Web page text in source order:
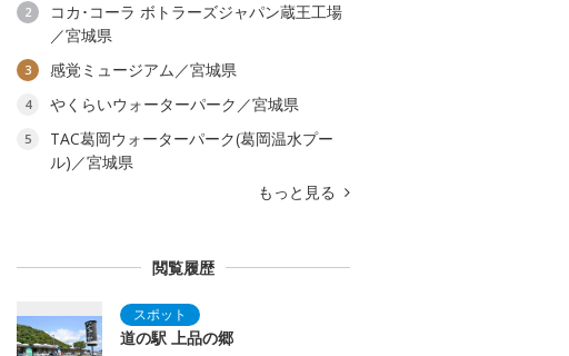
2
コカ･コーラ ボトラーズジャパン蔵王工場
／宮城県
3 感覚ミュージアム／宮城県
4 やくらいウォーターパーク／宮城県
5
TAC葛岡ウォーターパーク(葛岡温水プー
ル)／宮城県
もっと見る
閲覧履歴
道の駅 上品の郷